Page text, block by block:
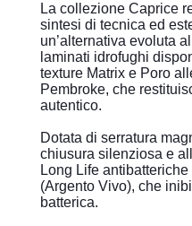
La collezione Caprice
sintesi di tecnica ed
un’alternativa evoluta
laminati idrofughi
texture Matrix e Poro
Pembroke, che
autentico.
Dotata di serratura
chiusura silenziosa e
Long Life
(Argento Vivo), che
batterica.